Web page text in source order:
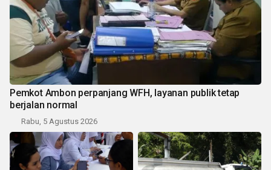
Pemkot Ambon perpanjang WFH, layanan publik tetap
berjalan normal
Rabu, 5 Agustus 2026